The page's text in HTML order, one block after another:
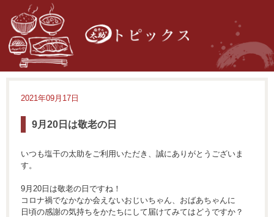
2021年09月17日
9月20日は敬老の日
いつも塩干の太助をご利用いただき、誠にありがとうございま
す。
9月20日は敬老の日ですね！
コロナ禍でなかなか会えないおじいちゃん、おばあちゃんに
日頃の感謝の気持ちをかたちにして届けてみてはどうですか？